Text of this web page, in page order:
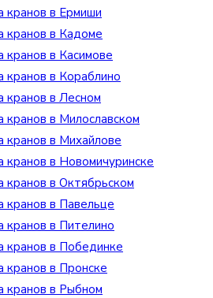
кранов в Ермиши
кранов в Кадоме
кранов в Касимове
кранов в Кораблино
кранов в Лесном
кранов в Милославском
кранов в Михайлове
кранов в Новомичуринске
кранов в Октябрьском
кранов в Павельце
кранов в Пителино
кранов в Побединке
кранов в Пронске
кранов в Рыбном